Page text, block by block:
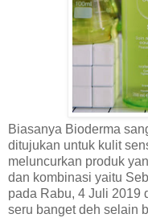
Biasanya Bioderma
ditujukan untuk kulit
meluncurkan produk
dan kombinasi yaitu
pada Rabu, 4 Juli 2019
seru banget deh selain